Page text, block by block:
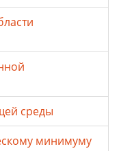
среды
минимуму